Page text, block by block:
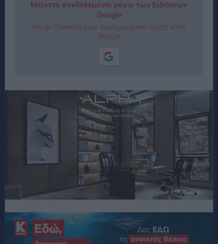
Μείνετε συνδεδεμένοι μέσω των Ειδήσεων
Google
rpn.gr Προσθήκη ως προτιμώμενης πηγής στην
Google